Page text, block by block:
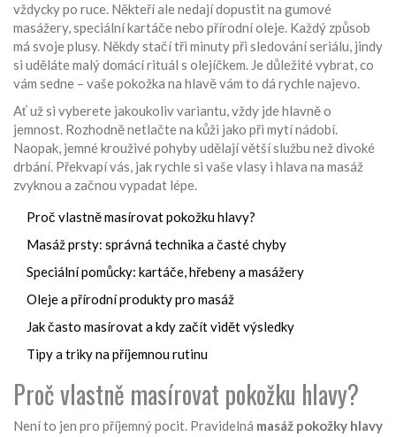
vždycky po ruce. Někteří ale nedají dopustit na gumové
masážery, speciální kartáče nebo přírodní oleje. Každý způsob
má svoje plusy. Někdy stačí tři minuty při sledování seriálu, jindy
si uděláte malý domácí rituál s olejíčkem. Je důležité vybrat, co
vám sedne – vaše pokožka na hlavě vám to dá rychle najevo.
Ať už si vyberete jakoukoliv variantu, vždy jde hlavně o
jemnost. Rozhodně netlačte na kůži jako při mytí nádobí.
Naopak, jemné krouživé pohyby udělají větší službu než divoké
drbání. Překvapí vás, jak rychle si vaše vlasy i hlava na masáž
zvyknou a začnou vypadat lépe.
Proč vlastně masírovat pokožku hlavy?
Masáž prsty: správná technika a časté chyby
Speciální pomůcky: kartáče, hřebeny a masážery
Oleje a přírodní produkty pro masáž
Jak často masírovat a kdy začít vidět výsledky
Tipy a triky na příjemnou rutinu
Proč vlastně masírovat pokožku hlavy?
Není to jen pro příjemný pocit. Pravidelná masáž pokožky hlavy